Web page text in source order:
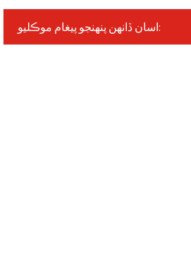
اسان ڏانهن پنهنجو پيغام موڪليو: